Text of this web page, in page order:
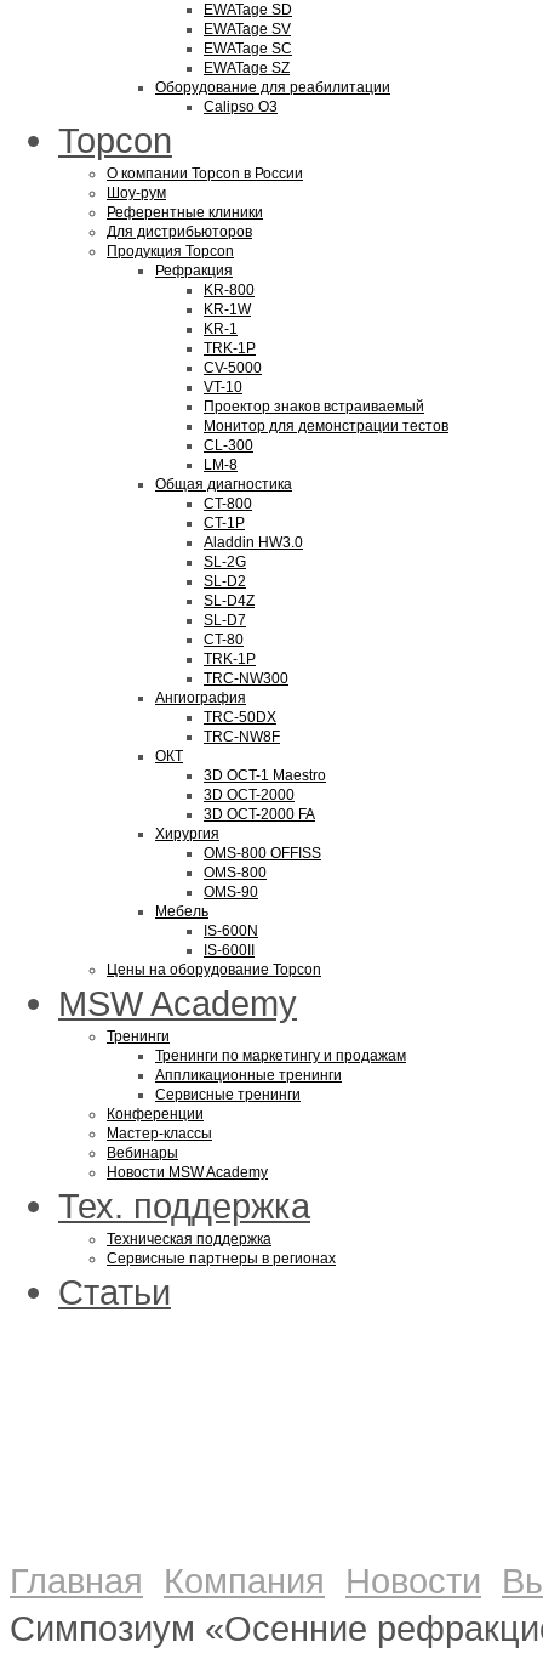
EWATage SD
EWATage SV
EWATage SC
EWATage SZ
Оборудование для реабилитации
Calipso O3
Topcon
О компании Topcon в России
Шоу-рум
Референтные клиники
Для дистрибьюторов
Продукция Topcon
Рефракция
KR-800
KR-1W
KR-1
TRK-1P
CV-5000
VT-10
Проектор знаков встраиваемый
Монитор для демонстрации тестов
CL-300
LM-8
Общая диагностика
CT-800
CT-1P
Aladdin HW3.0
SL-2G
SL-D2
SL-D4Z
SL-D7
CT-80
TRK-1P
TRC-NW300
Ангиография
TRC-50DX
TRC-NW8F
ОКТ
3D OCT-1 Maestro
3D OCT-2000
3D OCT-2000 FA
Хирургия
OMS-800 OFFISS
OMS-800
OMS-90
Мебель
IS-600N
IS-600II
Цены на оборудование Topcon
MSW Academy
Тренинги
Тренинги по маркетингу и продажам
Аппликационные тренинги
Сервисные тренинги
Конференции
Мастер-классы
Вебинары
Новости MSW Academy
Тех. поддержка
Техническая поддержка
Сервисные партнеры в регионах
Статьи
Главная Компания Новости
Cимпозиум «Осенние